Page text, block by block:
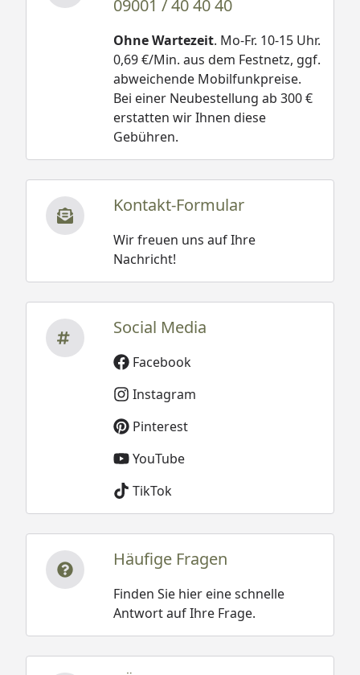
09001 / 40 40 40
Ohne Wartezeit. Mo-Fr. 10-15 Uhr.
0,69 €/Min. aus dem Festnetz, ggf.
abweichende Mobilfunkpreise.
Bei einer Neubestellung ab 300 €
erstatten wir Ihnen diese
Gebühren.
Kontakt-Formular
Wir freuen uns auf Ihre
Nachricht!
Social Media
Facebook
Instagram
Pinterest
YouTube
TikTok
Häufige Fragen
Finden Sie hier eine schnelle
Antwort auf Ihre Frage.